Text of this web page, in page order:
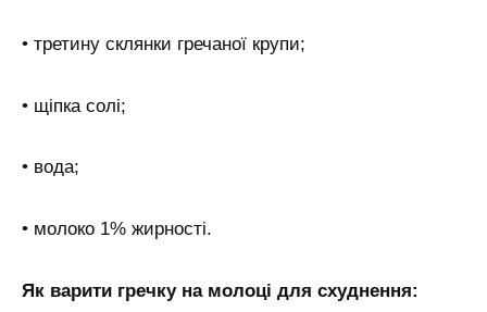
• третину склянки гречаної крупи;
• щіпка солі;
• вода;
• молоко 1% жирності.
Як варити гречку на молоці для схуднення: